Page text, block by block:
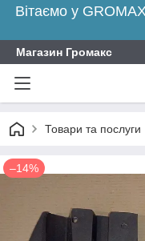
Вітаємо у
Магазин Громакс
Товари та послуги
–14%